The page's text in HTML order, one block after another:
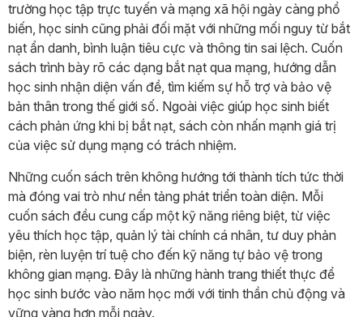
trường học tập trực tuyến và mạng xã hội ngày càng phổ
biến, học sinh cũng phải đối mặt với những mối nguy từ bắt
nạt ẩn danh, bình luận tiêu cực và thông tin sai lệch. Cuốn
sách trình bày rõ các dạng bắt nạt qua mạng, hướng dẫn
học sinh nhận diện vấn đề, tìm kiếm sự hỗ trợ và bảo vệ
bản thân trong thế giới số. Ngoài việc giúp học sinh biết
cách phản ứng khi bị bắt nạt, sách còn nhấn mạnh giá trị
của việc sử dụng mạng có trách nhiệm.
Những cuốn sách trên không hướng tới thành tích tức thời
mà đóng vai trò như nền tảng phát triển toàn diện. Mỗi
cuốn sách đều cung cấp một kỹ năng riêng biệt, từ việc
yêu thích học tập, quản lý tài chính cá nhân, tư duy phản
biện, rèn luyện trí tuệ cho đến kỹ năng tự bảo vệ trong
không gian mạng. Đây là những hành trang thiết thực để
học sinh bước vào năm học mới với tinh thần chủ động và
vững vàng hơn mỗi ngày.